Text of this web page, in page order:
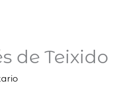
de Teixido